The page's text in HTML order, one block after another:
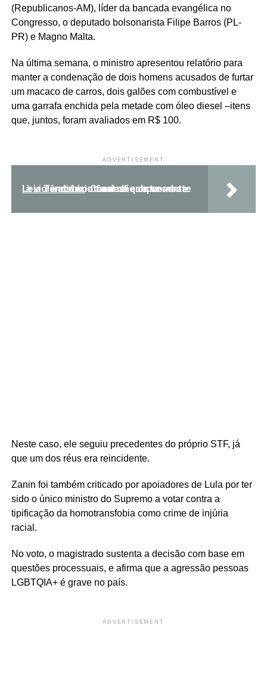
(Republicanos-AM), líder da bancada evangélica no
Congresso, o deputado bolsonarista Filipe Barros (PL-
PR) e Magno Malta.
Na última semana, o ministro apresentou relatório para
manter a condenação de dois homens acusados de furtar
um macaco de carros, dois galões com combustível e
uma garrafa enchida pela metade com óleo diesel –itens
que, juntos, foram avaliados em R$ 100.
ADVERTISEMENT
Leia Também:Comissão de combate à violência contra mulher apresenta relatório final na quarta
Neste caso, ele seguiu precedentes do próprio STF, já
que um dos réus era reincidente.
Zanin foi também criticado por apoiadores de Lula por ter
sido o único ministro do Supremo a votar contra a
tipificação da homotransfobia como crime de injúria
racial.
No voto, o magistrado sustenta a decisão com base em
questões processuais, e afirma que a agressão pessoas
LGBTQIA+ é grave no país.
ADVERTISEMENT